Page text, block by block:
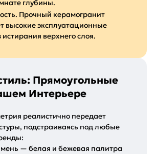
глубины.
Прочный керамогранит
высокие эксплуатационные
истирания верхнего слоя.
Прямоугольные
Интерьере
реалистично передает
подстраиваясь под любые
— белая и бежевая палитра